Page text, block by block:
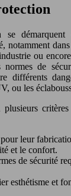
se démarquent
notamment
ou
normes de
différents
ou les
plusieurs
leur
et le confort.
de sécurité
esthétisme et